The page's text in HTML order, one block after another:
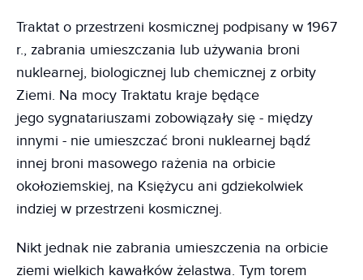
Traktat o przestrzeni kosmicznej podpisany w 1967
r., zabrania umieszczania lub używania broni
nuklearnej, biologicznej lub chemicznej z orbity
Ziemi. Na mocy Traktatu kraje będące
jego sygnatariuszami zobowiązały się - między
innymi - nie umieszczać broni nuklearnej bądź
innej broni masowego rażenia na orbicie
okołoziemskiej, na Księżycu ani gdziekolwiek
indziej w przestrzeni kosmicznej.
Nikt jednak nie zabrania umieszczenia na orbicie
ziemi wielkich kawałków żelastwa. Tym torem